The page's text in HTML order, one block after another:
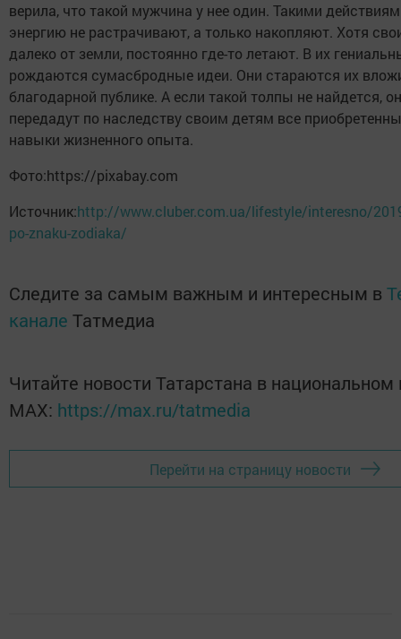
верила, что такой мужчина у нее один. Такими
энергию не растрачивают, а только накопляют. Хотя
далеко от земли, постоянно где-то летают. В их
рождаются сумасбродные идеи. Они стараются их
благодарной публике. А если такой толпы не найдется,
передадут по наследству своим детям все
навыки жизненного опыта.
Фото:https://pixabay.com
Источник:http://www.cluber.com.ua/lifestyle/interesno/
po-znaku-zodiaka/
Следите за самым важным и интересным в
канале Татмедиа
Читайте новости Татарстана в
MАХ: https://max.ru/tatmedia
Перейти на страницу новости